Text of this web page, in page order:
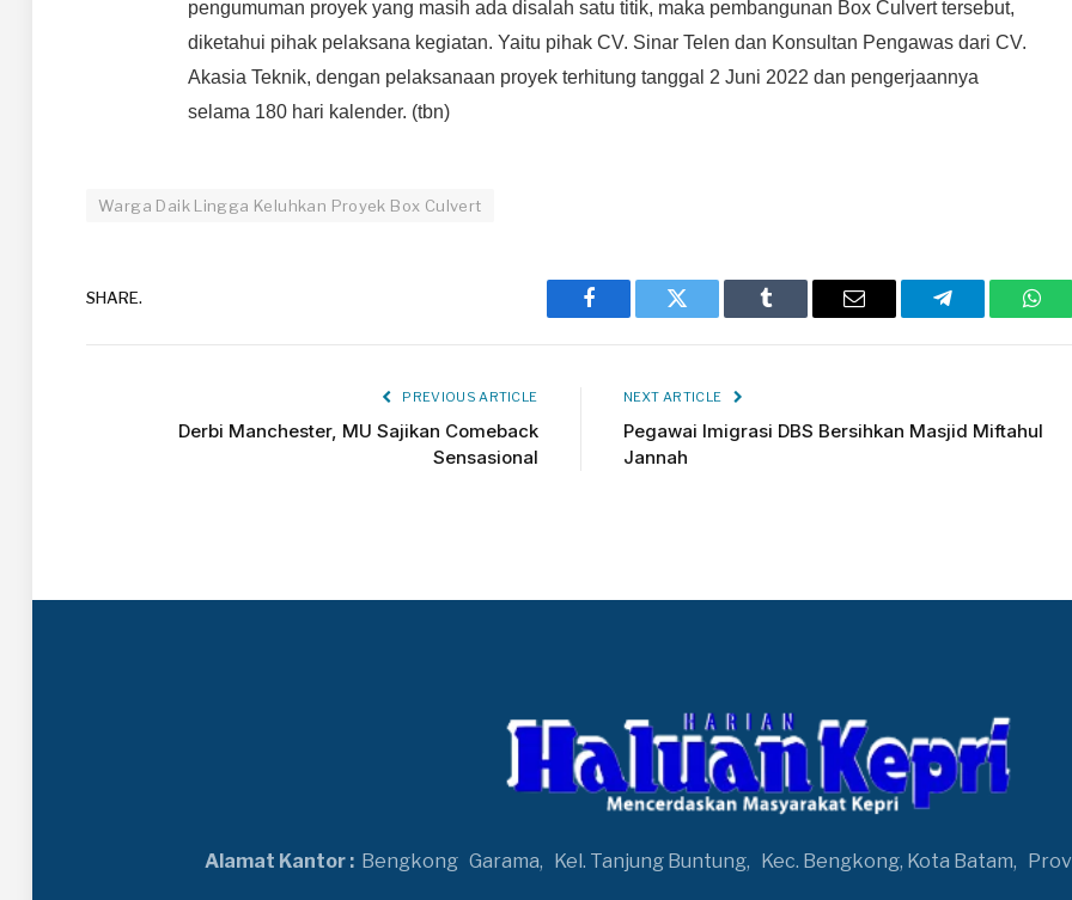
pengumuman proyek yang masih ada disalah satu titik, maka pembangunan Box Culvert tersebut,
diketahui pihak pelaksana kegiatan. Yaitu pihak CV. Sinar Telen dan Konsultan Pengawas dari CV.
Akasia Teknik, dengan pelaksanaan proyek terhitung tanggal 2 Juni 2022 dan pengerjaannya
selama 180 hari kalender. (tbn)
Warga Daik Lingga Keluhkan Proyek Box Culvert
SHARE.
Facebook Twitter Tumblr Email Telegram
PREVIOUS ARTICLE
Derbi Manchester, MU Sajikan Comeback
Sensasional
NEXT ARTICLE
Pegawai Imigrasi DBS Bersihkan Masjid Miftahul
Jannah
Alamat Kantor : Bengkong Garama, Kel. Tanjung Buntung, Kec. Bengkong, Kota Batam,